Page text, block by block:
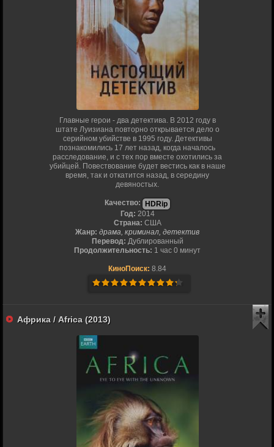
Главные герои - два детектива. В 2012 году в
штате Луизиана повторно открывается дело о
серийном убийстве в 1995 году. Детективы
познакомились 17 лет назад, когда началось
расследование, и с тех пор вместе охотились за
убийцей. Повествование будет вестись как в наше
время, так и откатится назад, в середину
девяностых.
Качество:
HDRip
Год: 2014
Страна: США
Жанр: драма, криминал, детектив
Перевод: Дублированный
Продолжительность: 1 час 0 минут
КиноПоиск: 8.84
Африка / Africa (2013)